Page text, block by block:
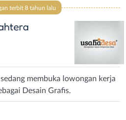
terbit 8 tahun lalu
membuka lowongan kerja
Desain Grafis.